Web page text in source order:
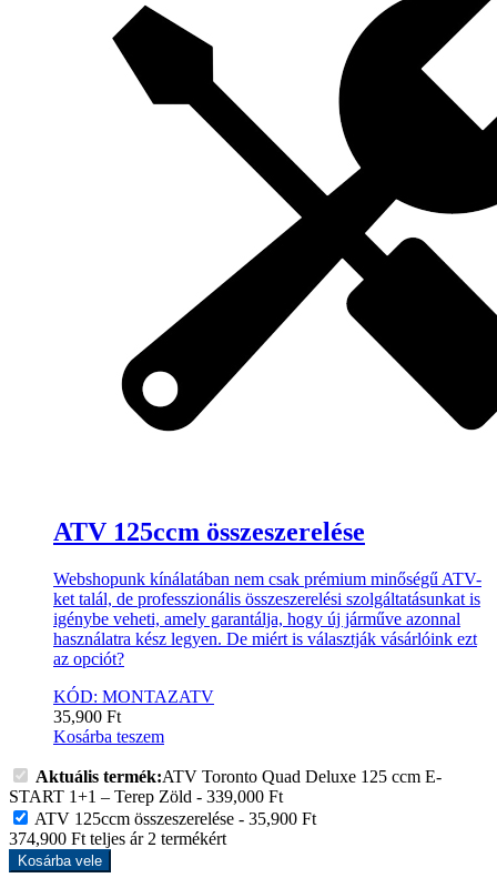
ATV 125ccm összeszerelése
Webshopunk kínálatában nem csak prémium minőségű ATV-
ket talál, de professzionális összeszerelési szolgáltatásunkat is
igénybe veheti, amely garantálja, hogy új járműve azonnal
használatra kész legyen. De miért is választják vásárlóink ezt
az opciót?
KÓD: MONTAZATV
35,900 Ft
Kosárba teszem
Aktuális termék:ATV Toronto Quad Deluxe 125 ccm E-
START 1+1 – Terep Zöld - 339,000 Ft
ATV 125ccm összeszerelése - 35,900 Ft
374,900 Ft teljes ár 2 termékért
Kosárba vele